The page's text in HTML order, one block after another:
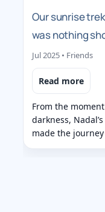
Our sunrise
was nothing
Jul 2025 • Friends
Read more
From the
darkness,
made the